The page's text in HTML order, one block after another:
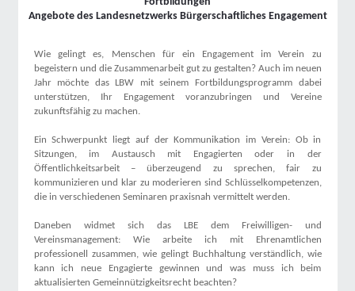
Angebote des Landesnetzwerks Bürgerschaftliches Engagement
Wie gelingt es, Menschen für ein Engagement im Verein zu
begeistern und die Zusammenarbeit gut zu gestalten? Auch im neuen
Jahr möchte das LBW mit seinem Fortbildungsprogramm dabei
unterstützen, Ihr Engagement voranzubringen und Vereine
zukunftsfähig zu machen.
Ein Schwerpunkt liegt auf der Kommunikation im Verein: Ob in
Sitzungen, im Austausch mit Engagierten oder in der
Öffentlichkeitsarbeit – überzeugend zu sprechen, fair zu
kommunizieren und klar zu moderieren sind Schlüsselkompetenzen,
die in verschiedenen Seminaren praxisnah vermittelt werden.
Daneben widmet sich das LBE dem Freiwilligen- und
Vereinsmanagement: Wie arbeite ich mit Ehrenamtlichen
professionell zusammen, wie gelingt Buchhaltung verständlich, wie
kann ich neue Engagierte gewinnen und was muss ich beim
aktualisierten Gemeinnützigkeitsrecht beachten?